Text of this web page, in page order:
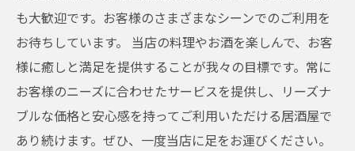
も大歓迎です。お客様のさまざまなシーンでのご利用を
お待ちしています。 当店の料理やお酒を楽しんで、お客
様に癒しと満足を提供することが我々の目標です。常に
お客様のニーズに合わせたサービスを提供し、リーズナ
ブルな価格と安心感を持ってご利用いただける居酒屋で
あり続けます。ぜひ、一度当店に足をお運びください。